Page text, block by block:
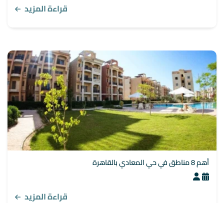
قراءة المزيد
أهم 8 مناطق في حي المعادي بالقاهرة
قراءة المزيد